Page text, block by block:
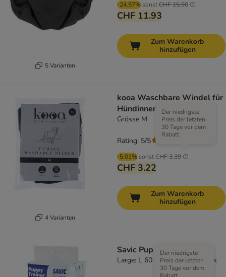
5 Varianten
-24.97% sonstCHF 15.90
CHF 11.93
Zum Warenkorb
hinzufügen
4 Varianten
kooa Waschbare Windel für
Hündinnen
Grösse M
-5.01% sonstCHF 3.39
Der niedrigste
Preis der letzten
30 Tage vor dem
Rabatt
CHF 3.22
Rating: 5/5
Zum Warenkorb
hinzufügen
Savic Puppy Trainer Pads
Large: L 60 x B 45 cm, 50 Stück
Der niedrigste
Preis der letzten
30 Tage vor dem